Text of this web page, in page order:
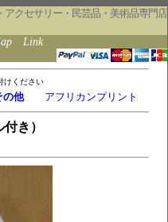
クセサリー・民芸品・美術品専門店
Link
けください
の他 アフリカンプリント
き）